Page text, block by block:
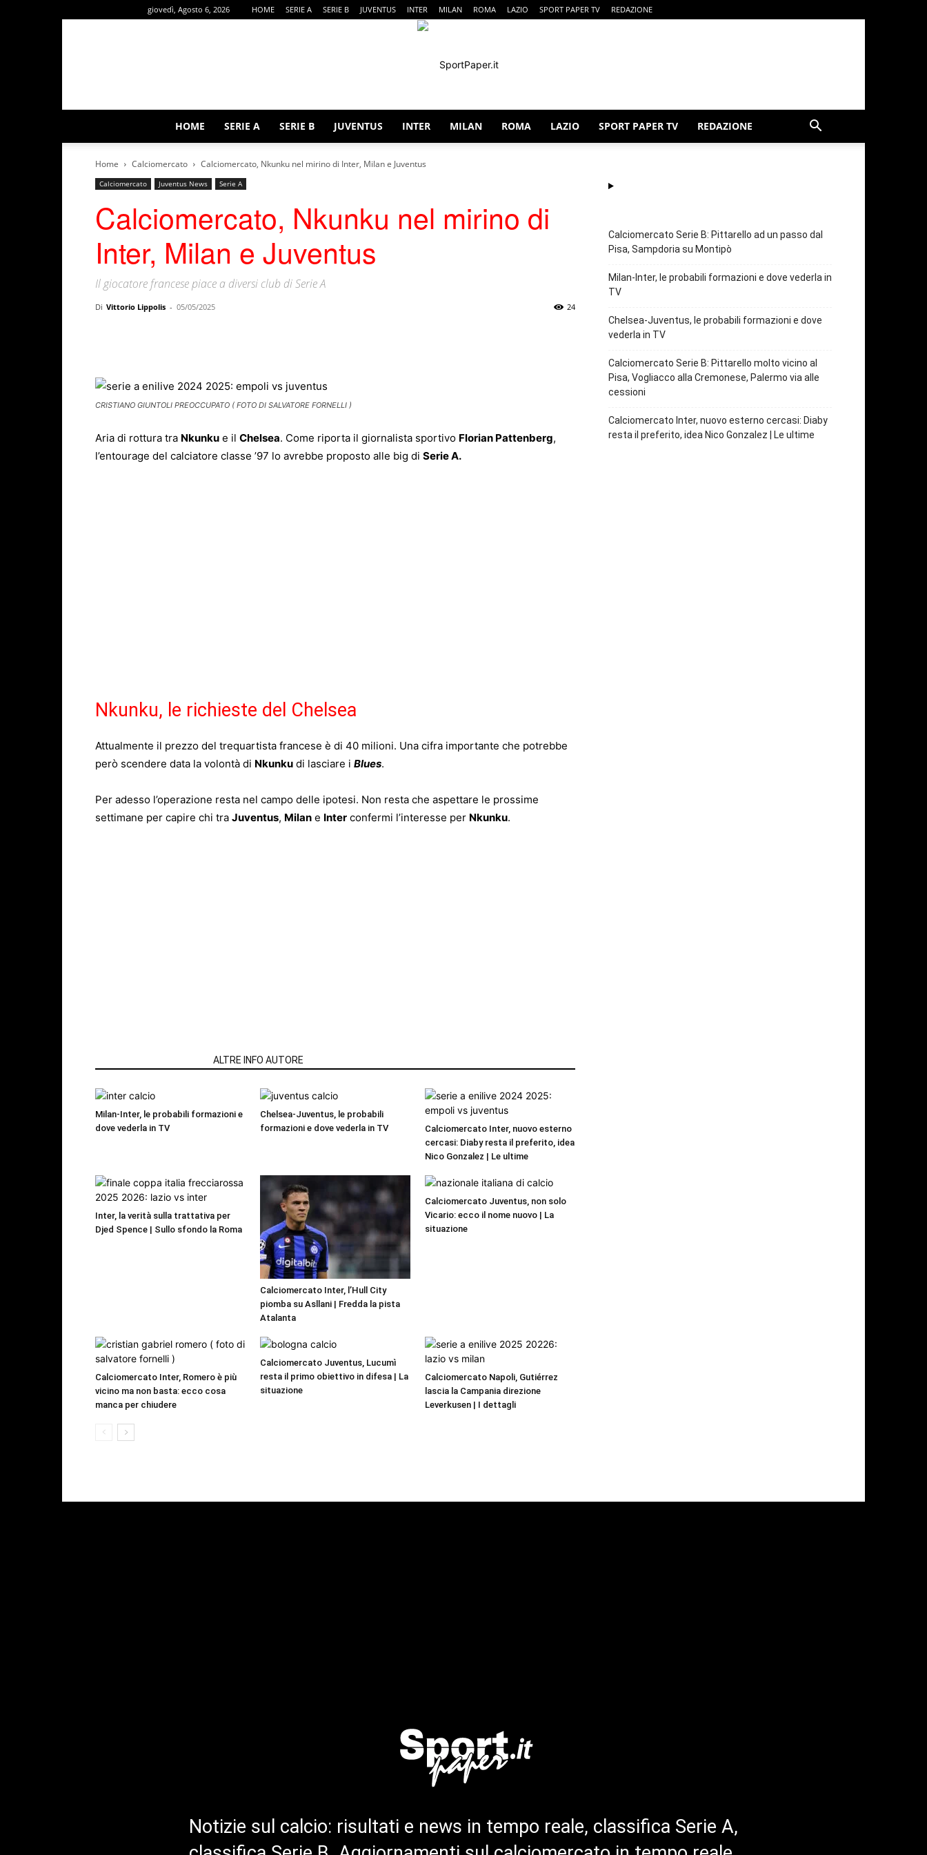
giovedì, Agosto 6, 2026 HOME SERIE A SERIE B JUVENTUS INTER MILAN ROMA LAZIO SPORT PAPER TV REDAZIONE
HOME SERIE A SERIE B JUVENTUS INTER MILAN ROMA LAZIO SPORT PAPER TV REDAZIONE
Home Calciomercato Calciomercato, Nkunku nel mirino di Inter, Milan e Juventus
Calciomercato Juventus News Serie A
Calciomercato, Nkunku nel mirino di
Inter, Milan e Juventus
Il giocatore francese piace a diversi club di Serie A
Di Vittorio Lippolis - 05/05/2025 24
CRISTIANO GIUNTOLI PREOCCUPATO ( FOTO DI SALVATORE FORNELLI )
Aria di rottura tra Nkunku e il Chelsea. Come riporta il giornalista sportivo Florian Pattenberg,
l’entourage del calciatore classe ’97 lo avrebbe proposto alle big di Serie A.
Nkunku, le richieste del Chelsea
Attualmente il prezzo del trequartista francese è di 40 milioni. Una cifra importante che potrebbe
però scendere data la volontà di Nkunku di lasciare i Blues.
Per adesso l’operazione resta nel campo delle ipotesi. Non resta che aspettare le prossime
settimane per capire chi tra Juventus, Milan e Inter confermi l’interesse per Nkunku.
ALTRE INFO AUTORE
Milan-Inter, le probabili formazioni e
dove vederla in TV
Chelsea-Juventus, le probabili
formazioni e dove vederla in TV
Calciomercato Inter, nuovo esterno
cercasi: Diaby resta il preferito, idea
Nico Gonzalez | Le ultime
Inter, la verità sulla trattativa per
Djed Spence | Sullo sfondo la Roma
Calciomercato Inter, l’Hull City
piomba su Asllani | Fredda la pista
Atalanta
Calciomercato Juventus, non solo
Vicario: ecco il nome nuovo | La
situazione
Calciomercato Inter, Romero è più
vicino ma non basta: ecco cosa
manca per chiudere
Calciomercato Juventus, Lucumì
resta il primo obiettivo in difesa | La
situazione
Calciomercato Napoli, Gutiérrez
lascia la Campania direzione
Leverkusen | I dettagli
Calciomercato Serie B: Pittarello ad un passo dal
Pisa, Sampdoria su Montipò
Milan-Inter, le probabili formazioni e dove vederla in
TV
Chelsea-Juventus, le probabili formazioni e dove
vederla in TV
Calciomercato Serie B: Pittarello molto vicino al
Pisa, Vogliacco alla Cremonese, Palermo via alle
cessioni
Calciomercato Inter, nuovo esterno cercasi: Diaby
resta il preferito, idea Nico Gonzalez | Le ultime
Notizie sul calcio: risultati e news in tempo reale, classifica Serie A,